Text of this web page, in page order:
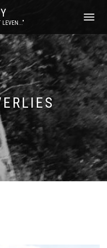
LEVEN..."
SCHAKEL
MENU